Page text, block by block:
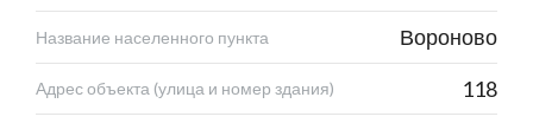
Название населенного пункта Вороново
Адрес объекта (улица и номер здания) 118